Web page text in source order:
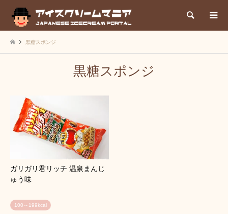
検索
黒糖スポンジ
黒糖スポンジ
ガリガリ君リッチ 温泉まんじ
ゅう味
100～199kcal